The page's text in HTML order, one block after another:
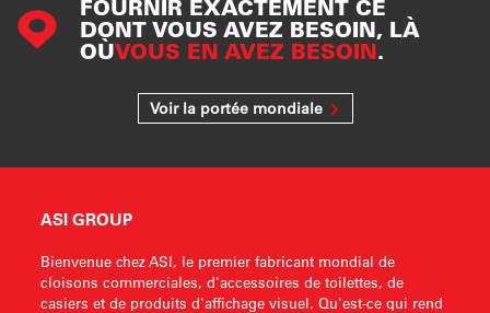
FOURNIR EXACTEMENT CE
DONT VOUS AVEZ BESOIN, LÀ
OÙVOUS EN AVEZ BESOIN.
Voir la portée mondiale
ASI GROUP
Bienvenue chez ASI, le premier fabricant mondial de
cloisons commerciales, d'accessoires de toilettes, de
casiers et de produits d'affichage visuel. Qu'est-ce qui rend